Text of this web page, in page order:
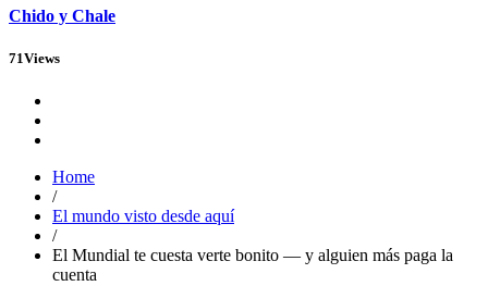
Chido y Chale
71Views
Home
/
El mundo visto desde aquí
/
El Mundial te cuesta verte bonito — y alguien más paga la
cuenta